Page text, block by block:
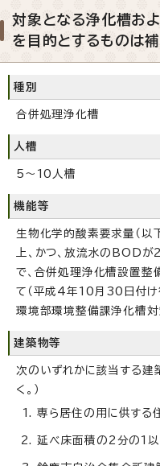
対象となる浄化槽お
を目的とするものは補
種別
合併処理浄化槽
人槽
5～10人槽
機能等
生物化学的酸素要求量（以
上、かつ、放流水のBOD
で、合併処理浄化槽設置整
て（平成4年10月30日付
環境部環境整備課浄化槽対
建築物等
次のいずれかに該当する建
く。）
専ら居住の用に供する
延べ床面積の2分の1